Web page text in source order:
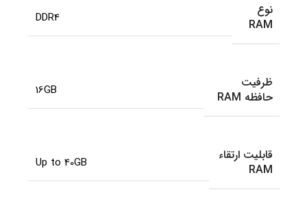
نوع
RAM
DDR4
ظرفیت
حافظه RAM
16GB
قابلیت ارتقاء
RAM
Up to 40GB